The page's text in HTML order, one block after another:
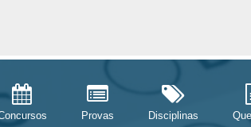
Provas Disciplinas